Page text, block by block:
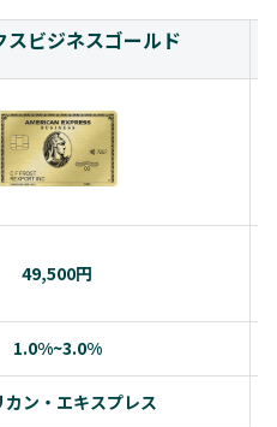
スビジネスゴールド
49,500円
1.0%~3.0%
カン・エキスプレス